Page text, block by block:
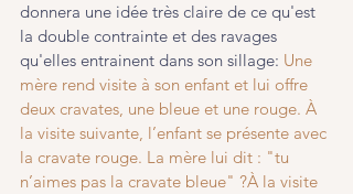
donnera une idée très claire de ce qu'est
la double contrainte et des ravages
qu'elles entrainent dans son sillage: Une
mère rend visite à son enfant et lui offre
deux cravates, une bleue et une rouge. À
la visite suivante, l’enfant se présente avec
la cravate rouge. La mère lui dit : "tu
n’aimes pas la cravate bleue" ?À la visite